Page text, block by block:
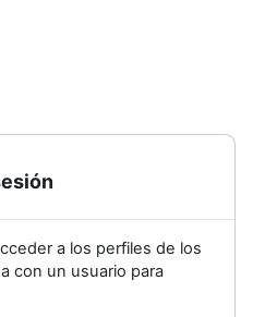
a los perfiles de los
con un usuario para